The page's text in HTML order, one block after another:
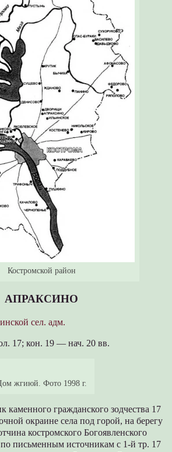
Костромской район
АПРАКСИНО
сел. адм.
кон. 19 — нач. 20 вв.
жгиюй. Фото 1998 г.
каменного гражданского зодчества 17
окраине села под горой, на берегу
костромского Богоявленского
письменным источникам с 1-й тр. 17